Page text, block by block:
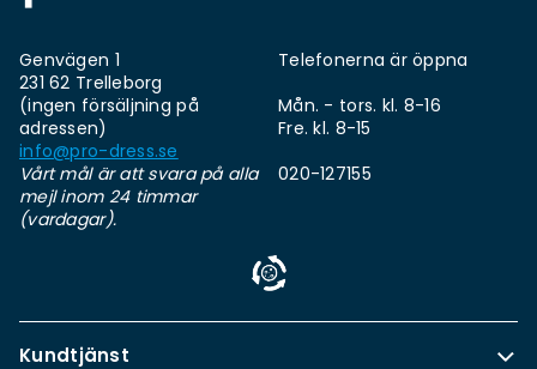
Genvägen 1
231 62 Trelleborg
(ingen försäljning på
adressen)
info@pro-dress.se
Vårt mål är att svara på alla
mejl inom 24 timmar
(vardagar).
Telefonerna är öppna
Mån. - tors. kl. 8-16
Fre. kl. 8-15
020-127155
Kundtjänst